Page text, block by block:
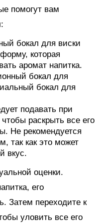
помогут вам
бокал для виски
которая
аромат напитка.
бокал для
бокал для
подавать при
раскрыть все его
Не рекомендуется
так как это может
вкус.
оценки.
его
Затем переходите к
уловить все его